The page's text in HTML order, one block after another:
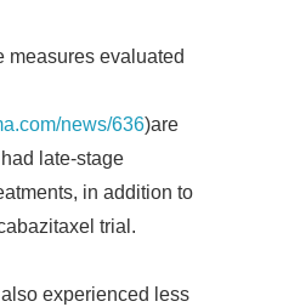
measures evaluated
news/636)are
late-stage
in addition to
trial.
experienced less